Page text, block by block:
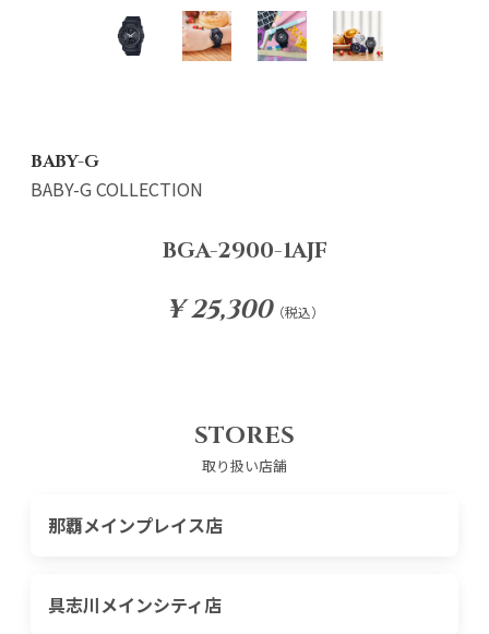
BABY-G
BABY-G COLLECTION
BGA-2900-1AJF
¥ 25,300（税込）
STORES
取り扱い店舗
那覇メインプレイス店
具志川メインシティ店